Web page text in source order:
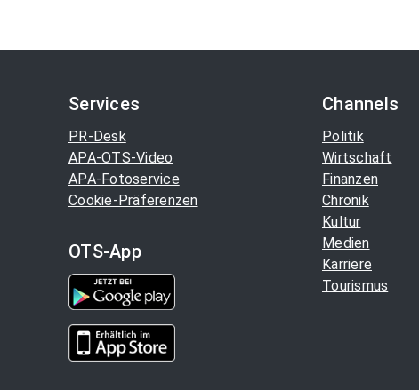
Services
PR-Desk
APA-OTS-Video
APA-Fotoservice
Cookie-Präferenzen
OTS-App
Channels
Politik
Wirtschaft
Finanzen
Chronik
Kultur
Medien
Karriere
Tourismus